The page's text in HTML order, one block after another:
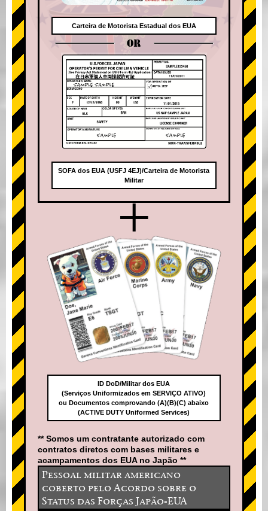
Carteira de Motorista Estadual dos EUA
OR
SOFA dos EUA (USFJ 4EJ)/Carteira de Motorista
Militar
+
ID DoD/Militar dos EUA
(Serviços Uniformizados em SERVIÇO ATIVO)
ou Documentos comprovando (A)(B)(C) abaixo
(ACTIVE DUTY Uniformed Services)
** Somos um contratante autorizado com
contratos diretos com bases militares e
acampamentos dos EUA no Japão **
Pessoal militar americano
coberto pelo Acordo sobre o
Status das Forças Japão-EUA